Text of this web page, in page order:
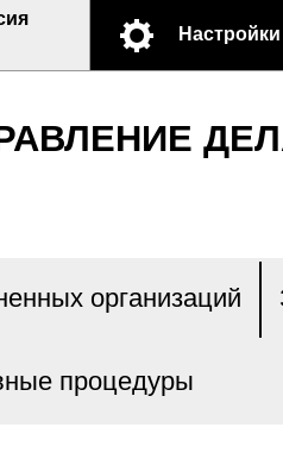
Настройки
организаций
процедуры